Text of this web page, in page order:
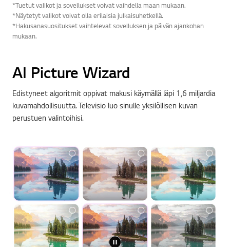
*Tuetut valikot ja sovellukset voivat vaihdella maan mukaan.
*Näytetyt valikot voivat olla erilaisia julkaisuhetkellä.
*Hakusanasuositukset vaihtelevat sovelluksen ja päivän ajankohan
mukaan.
AI Picture Wizard
Edistyneet algoritmit oppivat makusi käymällä läpi 1,6 miljardia
kuvamahdollisuutta. Televisio luo sinulle yksilöllisen kuvan
perustuen valintoihisi.